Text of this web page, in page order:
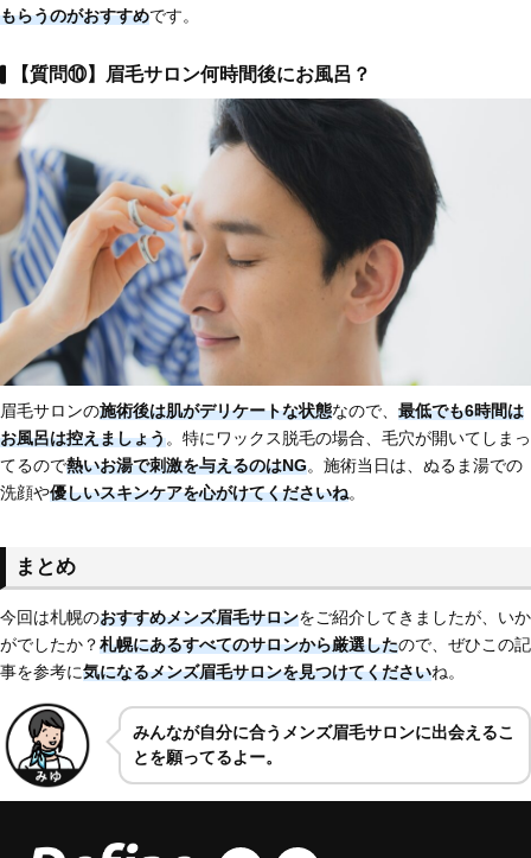
もらうのがおすすめです。
【質問⑩】眉毛サロン何時間後にお風呂？
眉毛サロンの施術後は肌がデリケートな状態なので、 最低でも6時間は
お風呂は控えましょう。特にワックス脱毛の場合、毛穴が開いてしまっ
てるので熱いお湯で刺激を与えるのはNG。施術当日は、ぬるま湯での
洗顔や優しいスキンケアを心がけてくださいね。
まとめ
今回は札幌のおすすめメンズ眉毛サロンをご紹介してきましたが、いか
がでしたか？札幌にあるすべてのサロンから厳選したので、ぜひこの記
事を参考に気になるメンズ眉毛サロンを見つけてくださいね。
みんなが自分に合うメンズ眉毛サロンに出会えるこ
とを願ってるよー。